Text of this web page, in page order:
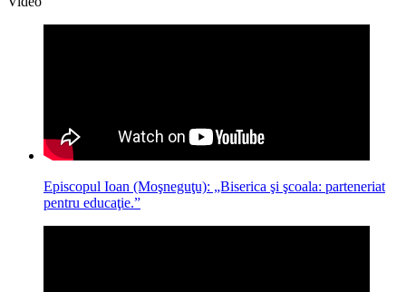
Episcopul Ioan (Moşneguţu): „Biserica şi şcoala: parteneriat
pentru educaţie.”